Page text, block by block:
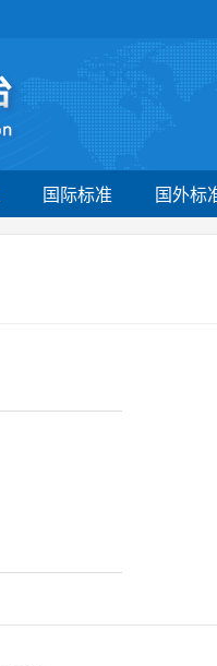
国际标准 国外标